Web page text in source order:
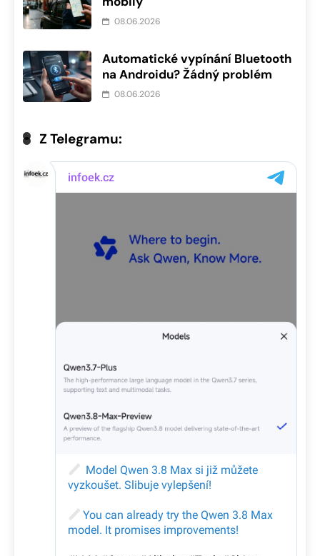
08.06.2026
Automatické vypínání Bluetooth
na Androidu? Žádný problém
08.06.2026
Z Telegramu: